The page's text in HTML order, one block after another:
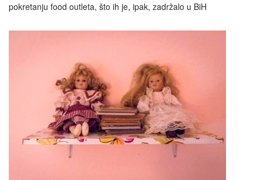
pokretanju food outleta, što ih je, ipak, zadržalo u BiH